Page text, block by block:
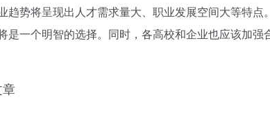
趋势将呈现出人才需求量大、职业发展空间大等特点
是一个明智的选择。同时，各高校和企业也应该加强